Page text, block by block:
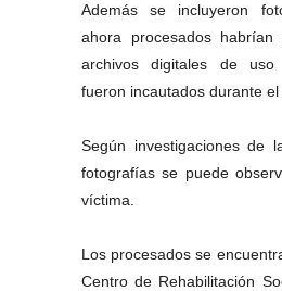
Además se incluyeron
ahora procesados
archivos digitales de
fueron incautados durante el
Según investigaciones de
fotografías se puede
víctima.
Los procesados se
Centro de Rehabilitación